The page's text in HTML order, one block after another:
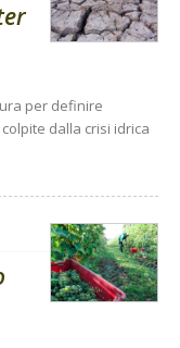
per definire
dalla crisi idrica